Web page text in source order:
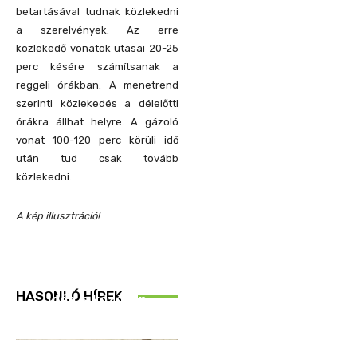
betartásával tudnak közlekedni
a szerelvények. Az erre
közlekedő vonatok utasai 20-25
perc késére számítsanak a
reggeli órákban. A menetrend
szerinti közlekedés a délelőtti
órákra állhat helyre. A gázoló
vonat 100-120 perc körüli idő
után tud csak tovább
közlekedni.
A kép illusztráció!
HASONLÓ HÍREK
Idén is közösen